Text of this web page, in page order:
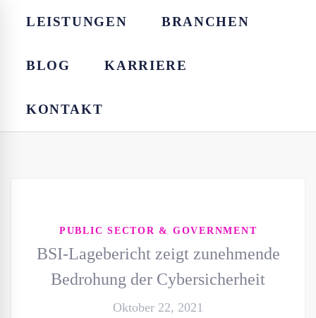
LEISTUNGEN BRANCHEN
BLOG KARRIERE
KONTAKT
PUBLIC SECTOR & GOVERNMENT
BSI-Lagebericht zeigt zunehmende
Bedrohung der Cybersicherheit
Oktober 22, 2021